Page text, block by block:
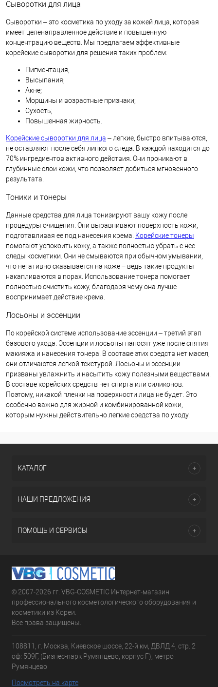
Сыворотки для лица
Сыворотки – это косметика по уходу за кожей лица, которая
имеет целенаправленное действие и повышенную
концентрацию веществ. Мы предлагаем эффективные
корейские сыворотки для решения таких проблем:
Пигментация;
Высыпания;
Акне;
Морщины и возрастные признаки;
Сухость;
Повышенная жирность.
Корейские сыворотки для лица – легкие, быстро впитываются,
не оставляют после себя липкого следа. В каждой находится до
70% ингредиентов активного действия. Они проникают в
глубинные слои кожи, что позволяет добиться мгновенного
результата.
Тоники и тонеры
Данные средства для лица тонизируют вашу кожу после
процедуры очищения. Они выравнивают поверхность кожи,
подготавливая ее под нанесения крема. Корейские тонеры
помогают успокоить кожу, а также полностью убрать с нее
следы косметики. Они не смываются при обычном умывании,
что негативно сказывается на коже – ведь такие продукты
накапливаются в порах. Использование тонера помогает
полностью очистить кожу, благодаря чему она лучше
воспринимает действие крема.
Лосьоны и эссенции
По корейской системе использование эссенции – третий этап
базового ухода. Эссенции и лосьоны наносят уже после снятия
макияжа и нанесения тонера. В составе этих средств нет масел,
они отличаются легкой текстурой. Лосьоны и эссенции
призваны увлажнить и насытить кожу полезными веществами.
В составе корейских средств нет спирта или силиконов.
Поэтому, никакой пленки на поверхности лица не будет. Это
особенно важно для жирной и комбинированной кожи,
которым нужны действительно легкие средства по уходу.
КАТАЛОГ
НАШИ ПРЕДЛОЖЕНИЯ
ПОМОЩЬ И СЕРВИСЫ
© 2007-2026 гг. VBG-COSMETIC Интернет-магазин
профессионального косметологического оборудования и
косметики из Кореи.
Все права защищены.
108811, г. Москва, Киевское шоссе, 22-й км, ДВЛД 4, стр. 2
оф: 509Г, (Бизнес-парк Румянцево, корпус Г), метро
Румянцево
Посмотреть на карте